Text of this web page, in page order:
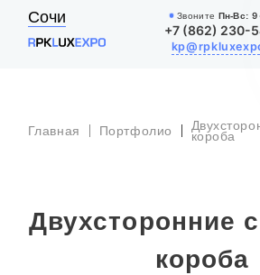
Сочи Звоните Пн-Вс: 9
+7 (862) 230-
УСЛУГИ
АКЦИИ
Главная Портфолио короба
Двухсторонние
короба